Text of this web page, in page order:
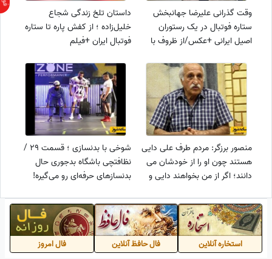
وقت گذرانی علیرضا جهانبخش
ستاره فوتبال در یک رستوران
اصیل ایرانی +عکس/از ظروف با
صندلی چوبی
داستان تلخ زندگی شجاع
خلیل‌زاده ؛ از کفش پاره تا ستاره
فوتبال ایران +فیلم
منصور برزگر: مردم طرف علی دایی
هستند چون او را از خودشان می
دانند؛ اگر از من بخواهند دایی و
شوخی با بدنسازی ؛ قسمت 29 /
نظافتچی باشگاه بدجوری حال
بدنسازهای حرفه‌ای رو می‌گیره!
استخاره آنلاین فال حافظ آنلاین فال امروز